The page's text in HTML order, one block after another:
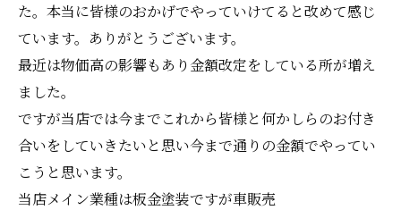
た。本当に皆様のおかげでやっていけてると改めて感じ
ています。ありがとうございます。
最近は物価高の影響もあり金額改定をしている所が増え
ました。
ですが当店では今までこれから皆様と何かしらのお付き
合いをしていきたいと思い今まで通りの金額でやってい
こうと思います。
当店メイン業種は板金塗装ですが車販売